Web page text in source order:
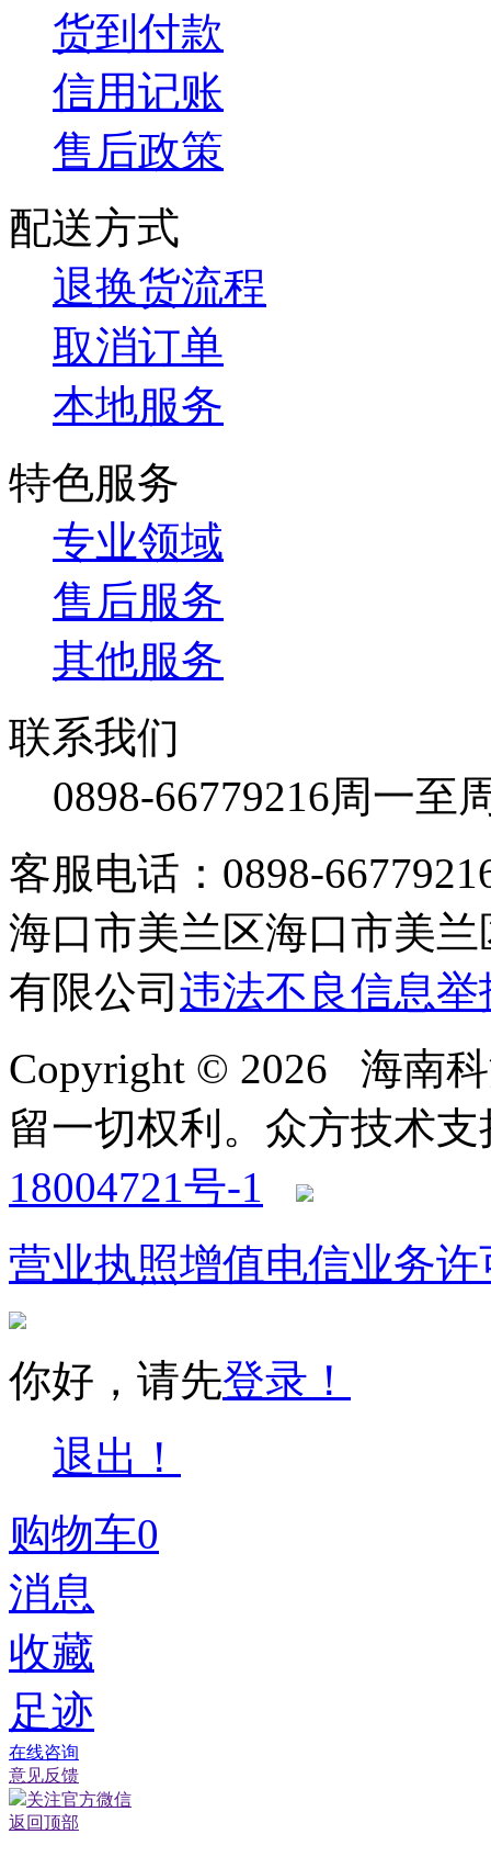
货到付款
信用记账
售后政策
配送方式
退换货流程
取消订单
本地服务
特色服务
专业领域
售后服务
其他服务
联系我们
0898-66779216周一至
客服电话：0898-
海口市美兰区海口市美
有限公司 违法不良信息举
Copyright © 2026 海南
留一切权利。 众方技术支
18004721号-1
营业执照增值电信业务许
你好，请先登录！
退出！
购物车0
消息
收藏
足迹
在线咨询
意见反馈
关注官方微信
返回顶部